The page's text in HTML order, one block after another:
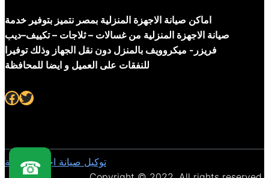
اماكن صيانة الاجهزة المنزلية بمصر نتميز بتوفير خدمة
صيانة الاجهزة المنزلية من غسالات – ثلاجات – تكييف–ديب
فريزر- ميكروويف بالمنزل دون نقل الجهاز وذلك توفيرا
للنفقات على العميل و ايضا للمحافظة
Facebook Twitter
توكيل صيانة اجهزة منزلية
☎